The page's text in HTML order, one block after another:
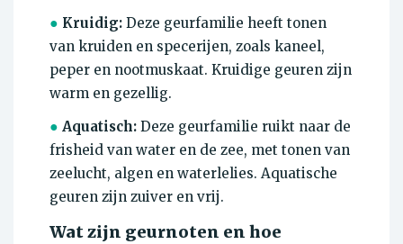
● Kruidig: Deze geurfamilie heeft tonen
van kruiden en specerijen, zoals kaneel,
peper en nootmuskaat. Kruidige geuren zijn
warm en gezellig.
● Aquatisch: Deze geurfamilie ruikt naar de
frisheid van water en de zee, met tonen van
zeelucht, algen en waterlelies. Aquatische
geuren zijn zuiver en vrij.
Wat zijn geurnoten en hoe